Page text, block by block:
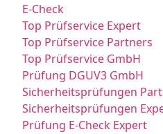
E-Check
Top Prüfservice Expert
Top Prüfservice Partners
Top Prüfservice GmbH
Prüfung DGUV3 GmbH
Sicherheitsprüfungen
Sicherheitsprüfungen
Prüfung E-Check Expert